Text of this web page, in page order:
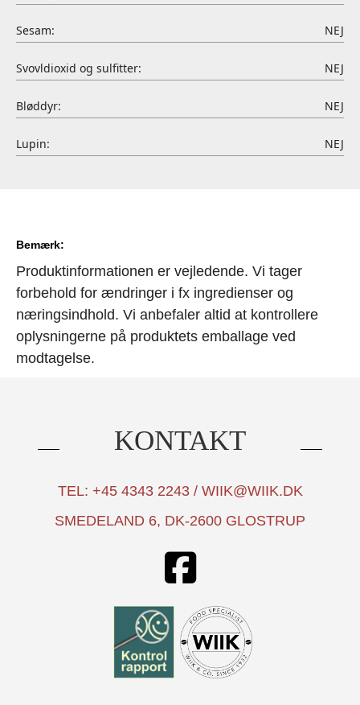
Sesam: NEJ
Svovldioxid og sulfitter: NEJ
Bløddyr: NEJ
Lupin: NEJ
Bemærk:
Produktinformationen er vejledende. Vi tager
forbehold for ændringer i fx ingredienser og
næringsindhold. Vi anbefaler altid at kontrollere
oplysningerne på produktets emballage ved
modtagelse.
KONTAKT
TEL: +45 4343 2243 / WIIK@WIIK.DK
SMEDELAND 6, DK-2600 GLOSTRUP